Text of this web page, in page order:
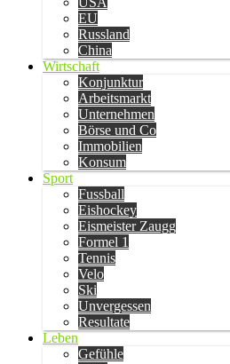
EU
Russland
China
Wirtschaft
Konjunktur
Arbeitsmarkt
Unternehmen
Börse und Co
Immobilien
Konsum
Sport
Fussball
Eishockey
Eismeister Zaugg
Formel 1
Tennis
Velo
Ski
Unvergessen
Resultate
Leben
Gefühle